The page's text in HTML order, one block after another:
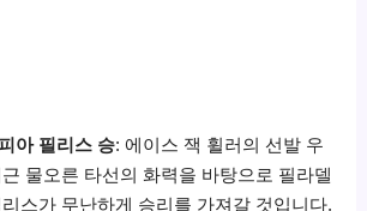
아 필리스 승: 에이스 잭 휠러의 선발 우
물오른 타선의 화력을 바탕으로 필라델
스가 무난하게 승리를 가져갈 것입니다.